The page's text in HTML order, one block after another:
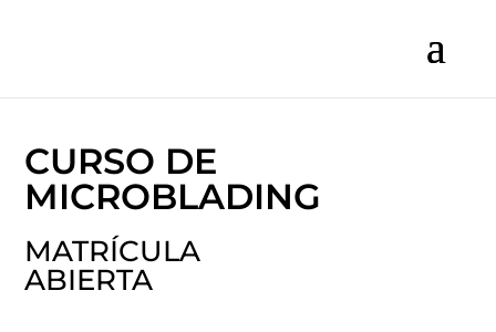
CURSO DE
MICROBLADING
MATRÍCULA
ABIERTA